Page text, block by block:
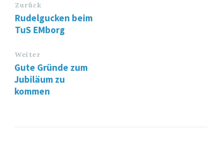
Zurück
Rudelgucken beim
TuS EMborg
Weiter
Gute Gründe zum
Jubiläum zu
kommen